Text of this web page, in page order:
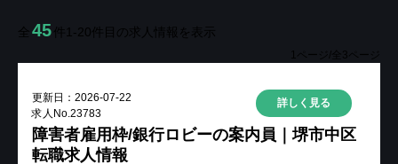
1-20件目の求人情報を表示
全 45 件
1 ページ/全 3 ページ
更新日： 2026-07-22
求人No. 23783
詳しく見る
障害者雇用枠/銀行ロビーの案内員｜堺市中区
転職求人情報